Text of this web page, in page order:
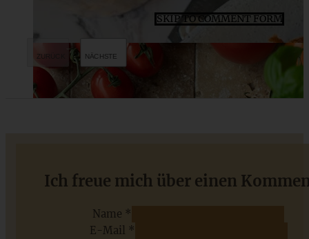
Pasta mit Salsicce, Tomatensauce und Pecorino
SKIP TO COMMENT FORM
Ich freue mich über einen
Name *
E-Mail *